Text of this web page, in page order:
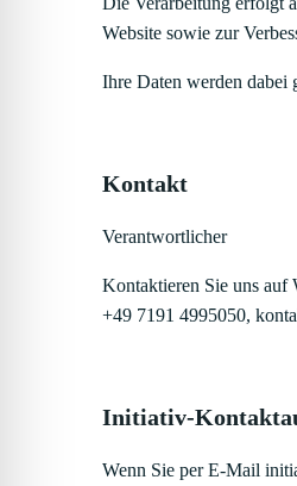
Website sowie zur
Ihre Daten werden dabei
Kontakt
Verantwortlicher
Kontaktieren Sie uns
+49 7191 4995050,
Initiativ-
Wenn Sie per E-Mail